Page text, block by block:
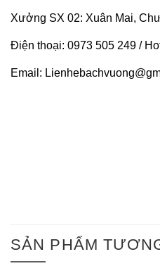
Xưởng SX 02: Xuân Mai,
Điện thoại: 0973 505 249 /
Email:
SẢN PHẨM